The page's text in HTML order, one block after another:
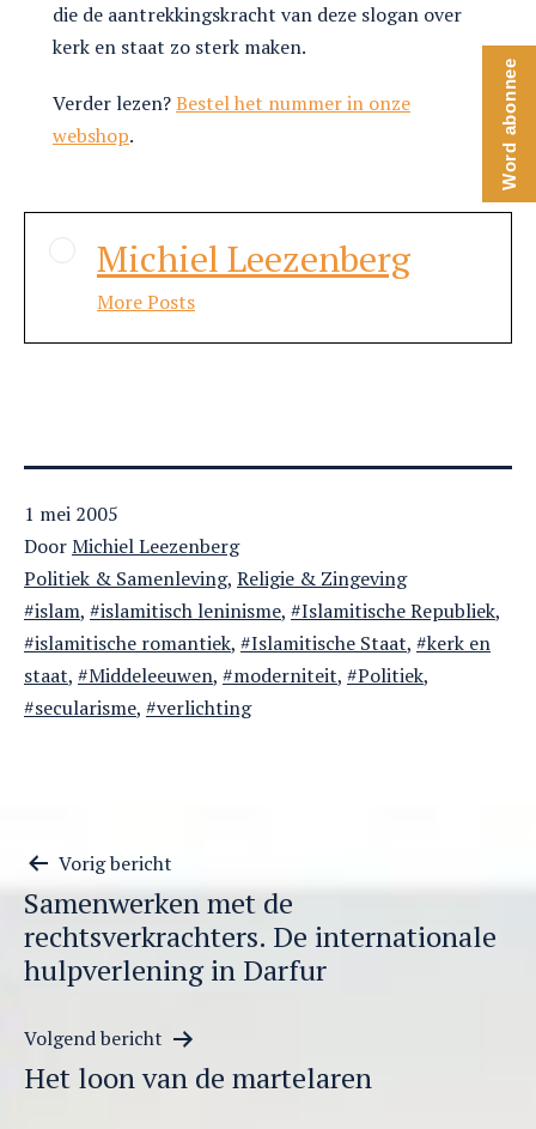
die de aantrekkingskracht van deze slogan over
kerk en staat zo sterk maken.
Verder lezen?Bestel het nummer in onze
webshop.
Michiel Leezenberg
More Posts
Gepubliceerd
op
1 mei 2005
DoorMichiel Leezenberg
Gecategoriseerd
als
Politiek & Samenleving, Religie & Zingeving
Getagged
islam, islamitisch leninisme, Islamitische Republiek,
islamitische romantiek, Islamitische Staat,
kerk en
staat, Middeleeuwen, moderniteit, Politiek,
secularisme, verlichting
Berichtnavigatie
Vorig bericht
Samenwerken met de
rechtsverkrachters. De internationale
hulpverlening in Darfur
Volgend bericht
Het loon van de martelaren
Word abonnee